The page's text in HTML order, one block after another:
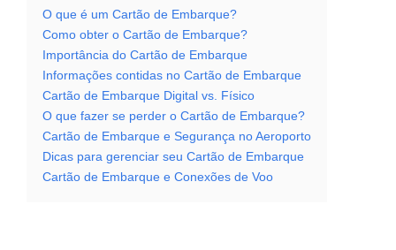
O que é um Cartão de Embarque?
Como obter o Cartão de Embarque?
Importância do Cartão de Embarque
Informações contidas no Cartão de Embarque
Cartão de Embarque Digital vs. Físico
O que fazer se perder o Cartão de Embarque?
Cartão de Embarque e Segurança no Aeroporto
Dicas para gerenciar seu Cartão de Embarque
Cartão de Embarque e Conexões de Voo